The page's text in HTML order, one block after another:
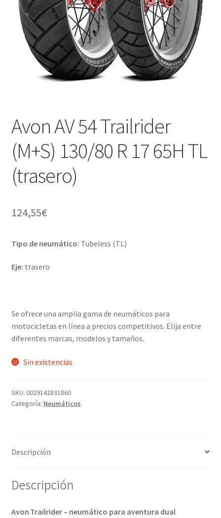
Avon AV 54 Trailrider
(M+S) 130/80 R 17 65H TL
(trasero)
124,55€
Tipo de neumático: Tubeless (TL)
Eje: trasero
Se ofrece una amplia gama de neumáticos para
motocicletas en línea a precios competitivos. Elija entre
diferentes marcas, modelos y tamaños.
Sin existencias
SKU: 0029142831860
Categoría: Neumáticos
Descripción
Descripción
Avon Trailrider – neumático para aventura dual